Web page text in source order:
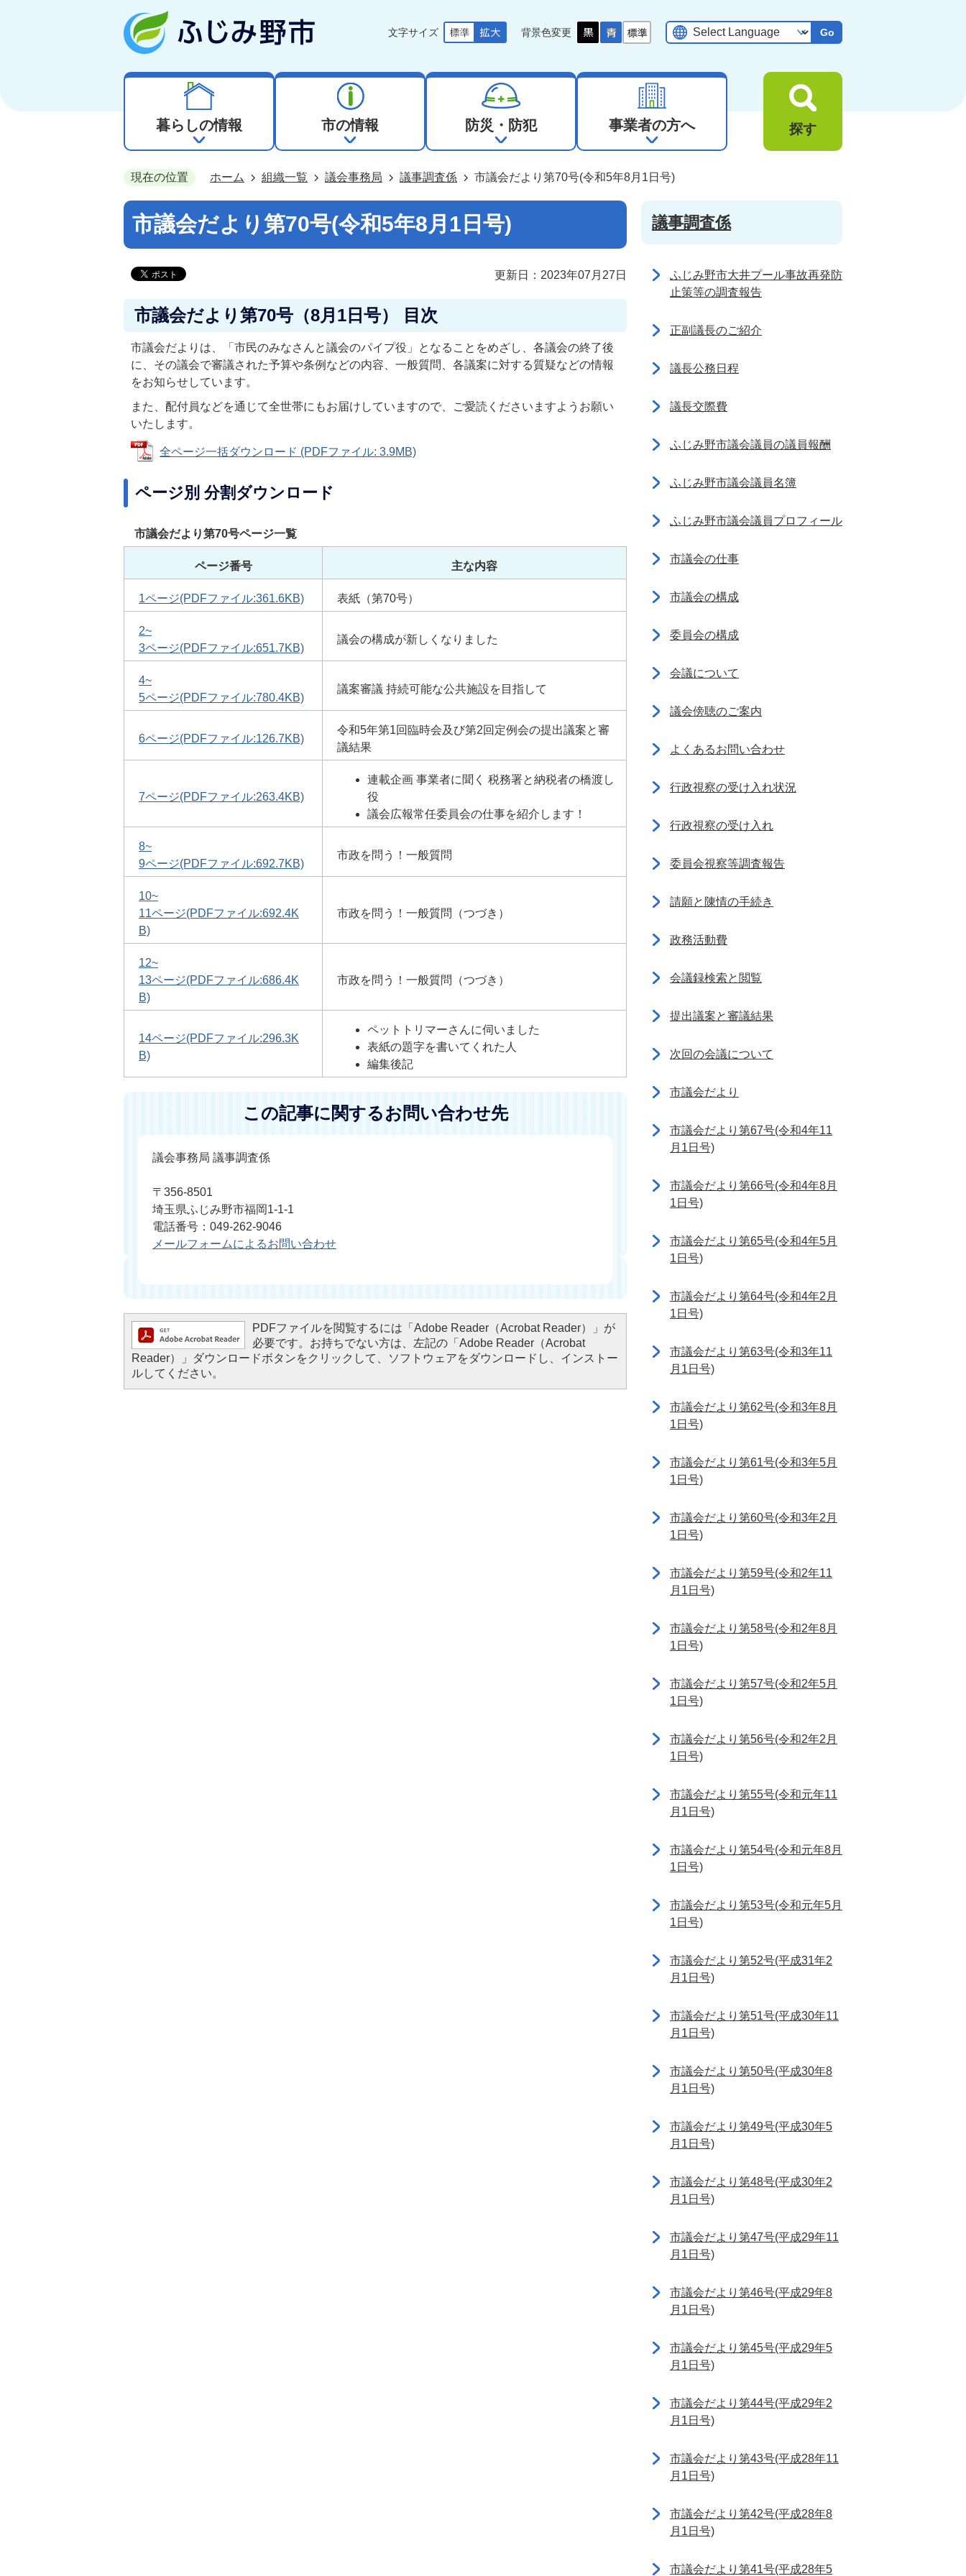
文字サイズ 背景色変更 Go
暮らしの情報 市の情報 防災・防犯 事業者の方へ 探す
現在の位置 ホーム 組織一覧 議会事務局 議事調査係 市議会だより第70号(令和5年8月1日号)
市議会だより第70号(令和5年8月1日号)
更新日：2023年07月27日
市議会だより第70号（8月1日号） 目次
市議会だよりは、「市民のみなさんと議会のパイプ役」となることをめざし、各議会の終了後
に、その議会で審議された予算や条例などの内容、一般質問、各議案に対する質疑などの情報
をお知らせしています。
また、配付員などを通じて全世帯にもお届けしていますので、ご愛読くださいますようお願い
いたします。
全ページ一括ダウンロード (PDFファイル: 3.9MB)
ページ別 分割ダウンロード
市議会だより第70号ページ一覧
ページ番号 主な内容
1ページ(PDFファイル:361.6KB) 表紙（第70号）
2~
3ページ(PDFファイル:651.7KB)
議会の構成が新しくなりました
4~
5ページ(PDFファイル:780.4KB)
議案審議 持続可能な公共施設を目指して
6ページ(PDFファイル:126.7KB)
令和5年第1回臨時会及び第2回定例会の提出議案と審
議結果
7ページ(PDFファイル:263.4KB)
連載企画 事業者に聞く 税務署と納税者の橋渡し
役
議会広報常任委員会の仕事を紹介します！
8~
9ページ(PDFファイル:692.7KB)
市政を問う！一般質問
10~
11ページ(PDFファイル:692.4K
B)
市政を問う！一般質問（つづき）
12~
13ページ(PDFファイル:686.4K
B)
市政を問う！一般質問（つづき）
14ページ(PDFファイル:296.3K
B)
ペットトリマーさんに伺いました
表紙の題字を書いてくれた人
編集後記
この記事に関するお問い合わせ先
議会事務局 議事調査係
〒356-8501
埼玉県ふじみ野市福岡1-1-1
電話番号：049-262-9046
メールフォームによるお問い合わせ
PDFファイルを閲覧するには「Adobe Reader（Acrobat Reader）」が
必要です。お持ちでない方は、左記の「Adobe Reader（Acrobat
Reader）」ダウンロードボタンをクリックして、ソフトウェアをダウンロードし、インストー
ルしてください。
議事調査係
ふじみ野市大井プール事故再発防
止策等の調査報告
正副議長のご紹介
議長公務日程
議長交際費
ふじみ野市議会議員の議員報酬
ふじみ野市議会議員名簿
ふじみ野市議会議員プロフィール
市議会の仕事
市議会の構成
委員会の構成
会議について
議会傍聴のご案内
よくあるお問い合わせ
行政視察の受け入れ状況
行政視察の受け入れ
委員会視察等調査報告
請願と陳情の手続き
政務活動費
会議録検索と閲覧
提出議案と審議結果
次回の会議について
市議会だより
市議会だより第67号(令和4年11
月1日号)
市議会だより第66号(令和4年8月
1日号)
市議会だより第65号(令和4年5月
1日号)
市議会だより第64号(令和4年2月
1日号)
市議会だより第63号(令和3年11
月1日号)
市議会だより第62号(令和3年8月
1日号)
市議会だより第61号(令和3年5月
1日号)
市議会だより第60号(令和3年2月
1日号)
市議会だより第59号(令和2年11
月1日号)
市議会だより第58号(令和2年8月
1日号)
市議会だより第57号(令和2年5月
1日号)
市議会だより第56号(令和2年2月
1日号)
市議会だより第55号(令和元年11
月1日号)
市議会だより第54号(令和元年8月
1日号)
市議会だより第53号(令和元年5月
1日号)
市議会だより第52号(平成31年2
月1日号)
市議会だより第51号(平成30年11
月1日号)
市議会だより第50号(平成30年8
月1日号)
市議会だより第49号(平成30年5
月1日号)
市議会だより第48号(平成30年2
月1日号)
市議会だより第47号(平成29年11
月1日号)
市議会だより第46号(平成29年8
月1日号)
市議会だより第45号(平成29年5
月1日号)
市議会だより第44号(平成29年2
月1日号)
市議会だより第43号(平成28年11
月1日号)
市議会だより第42号(平成28年8
月1日号)
市議会だより第41号(平成28年5